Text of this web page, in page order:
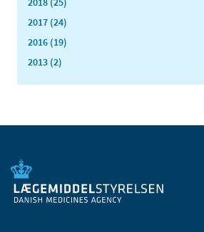
2017 (24)
2016 (19)
2013 (2)